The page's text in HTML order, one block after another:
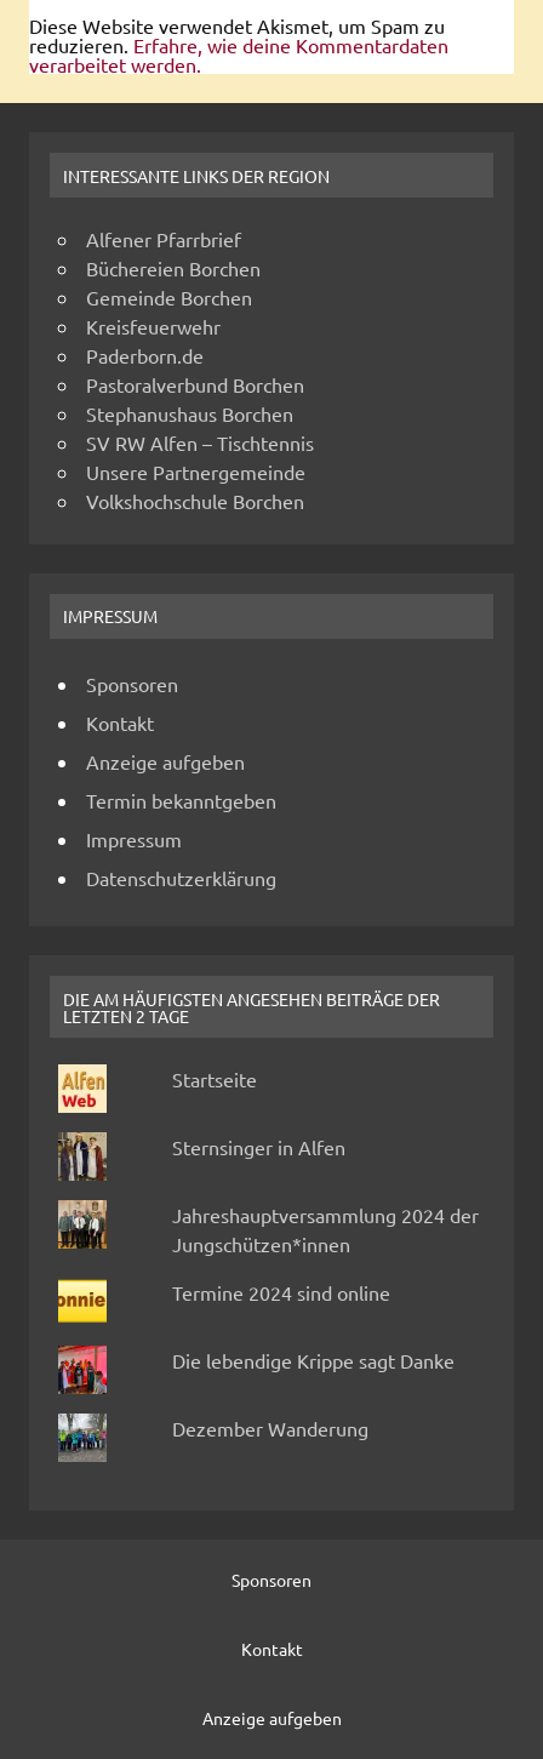
Diese Website verwendet Akismet, um Spam zu
reduzieren. Erfahre, wie deine Kommentardaten
verarbeitet werden.
INTERESSANTE LINKS DER REGION
Alfener Pfarrbrief
Büchereien Borchen
Gemeinde Borchen
Kreisfeuerwehr
Paderborn.de
Pastoralverbund Borchen
Stephanushaus Borchen
SV RW Alfen – Tischtennis
Unsere Partnergemeinde
Volkshochschule Borchen
IMPRESSUM
Sponsoren
Kontakt
Anzeige aufgeben
Termin bekanntgeben
Impressum
Datenschutzerklärung
DIE AM HÄUFIGSTEN ANGESEHEN BEITRÄGE DER
LETZTEN 2 TAGE
Startseite
Sternsinger in Alfen
Jahreshauptversammlung 2024 der
Jungschützen*innen
Termine 2024 sind online
Die lebendige Krippe sagt Danke
Dezember Wanderung
Sponsoren
Kontakt
Anzeige aufgeben